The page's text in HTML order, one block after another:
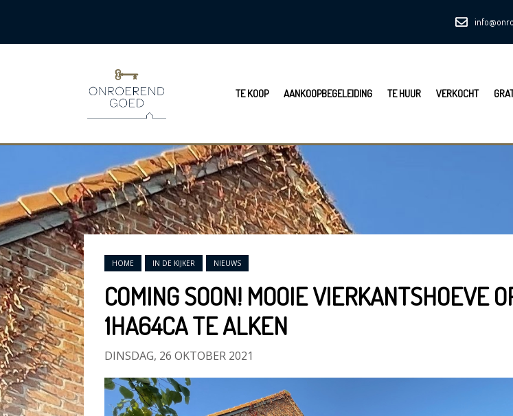
TE KOOP AANKOOPBEGELEIDING TE HUUR VERKOCHT
HOME IN DE KIJKER NIEUWS
COMING SOON! MOOIE VIERKANTSHOEVE
1HA64CA TE ALKEN
DINSDAG, 26 OKTOBER 2021